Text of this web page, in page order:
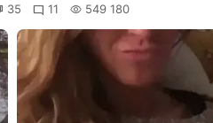
35 11 549 180